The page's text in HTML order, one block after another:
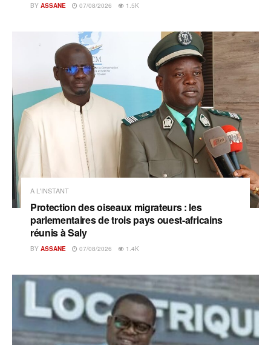
BY ASSANE 07/08/2026 1.5K
A L'INSTANT
Protection des oiseaux migrateurs : les
parlementaires de trois pays ouest-africains
réunis à Saly
BY ASSANE 07/08/2026 1.4K